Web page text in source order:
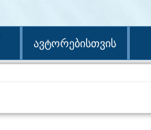
ავტორებისთვის